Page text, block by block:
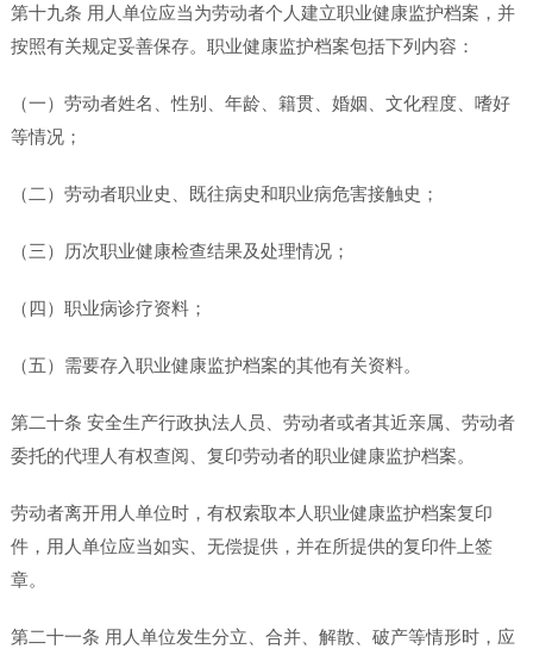
第十九条 用人单位应当为劳动者个人建立职业健康监护档案，并
按照有关规定妥善保存。职业健康监护档案包括下列内容：
（一）劳动者姓名、性别、年龄、籍贯、婚姻、文化程度、嗜好
等情况；
（二）劳动者职业史、既往病史和职业病危害接触史；
（三）历次职业健康检查结果及处理情况；
（四）职业病诊疗资料；
（五）需要存入职业健康监护档案的其他有关资料。
第二十条 安全生产行政执法人员、劳动者或者其近亲属、劳动者
委托的代理人有权查阅、复印劳动者的职业健康监护档案。
劳动者离开用人单位时，有权索取本人职业健康监护档案复印
件，用人单位应当如实、无偿提供，并在所提供的复印件上签
章。
第二十一条 用人单位发生分立、合并、解散、破产等情形时，应